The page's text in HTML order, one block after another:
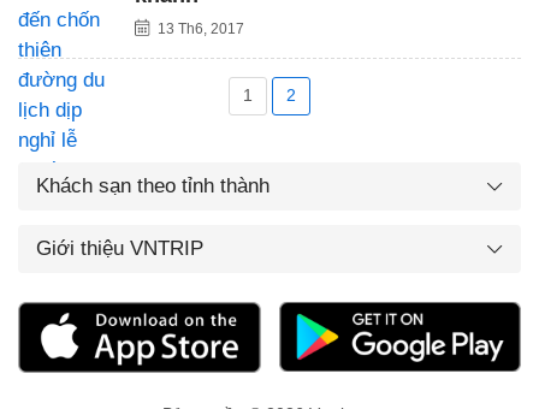
13 Th6, 2017
1 2
Khách sạn theo tỉnh thành
Giới thiệu VNTRIP